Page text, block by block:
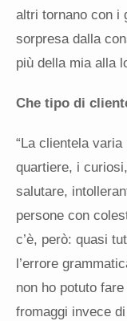
altri tornano con i
sorpresa dalla
più della mia alla
Che tipo di
“La clientela
quartiere, i
salutare,
persone con
c’è, però: quasi
l’errore
non ho potuto
fromaggi invece